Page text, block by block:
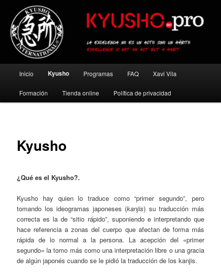
contenido
principalKyusho Pro
principal
Inicio Kyusho Programas FAQ Xavi Vila
Formación Tienda online Política de privacidad
Kyusho
¿Qué es el Kyusho?.
Kyusho hay quien lo traduce como “primer segundo”, pero
tomando los ideogramas japoneses (kanjis) su traducción más
correcta es la de “sitio rápido”, suponiendo e interpretando que
hace referencia a zonas del cuerpo que afectan de forma más
rápida de lo normal a la persona. La acepción del «primer
segundo» la tomo más como una interpretación libre o una gracia
de algún japonés cuando se le pidió la traducción de los kanjis.